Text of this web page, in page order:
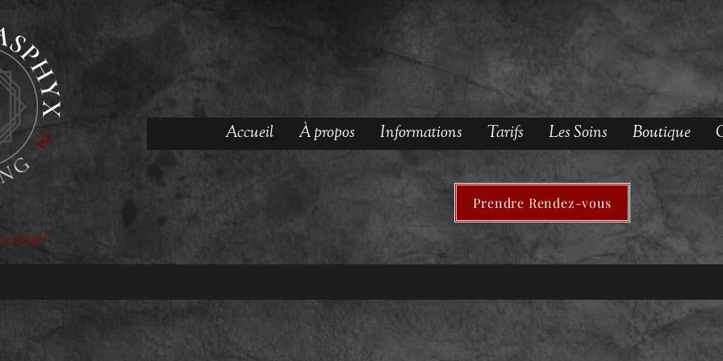
pique"
Accueil À propos Informations Tarifs Les Soins Boutique
Prendre Rendez-vous